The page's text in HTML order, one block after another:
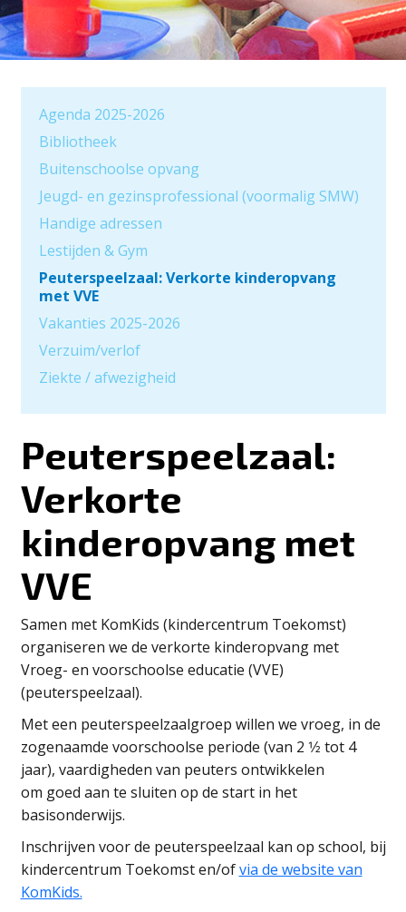
Agenda 2025-2026
Bibliotheek
Buitenschoolse opvang
Jeugd- en gezinsprofessional (voormalig SMW)
Handige adressen
Lestijden & Gym
Peuterspeelzaal: Verkorte kinderopvang
met VVE
Vakanties 2025-2026
Verzuim/verlof
Ziekte / afwezigheid
Peuterspeelzaal:
Verkorte
kinderopvang met
VVE
Samen met KomKids (kindercentrum Toekomst)
organiseren we de verkorte kinderopvang met
Vroeg- en voorschoolse educatie (VVE)
(peuterspeelzaal).
Met een peuterspeelzaalgroep willen we vroeg, in de
zogenaamde voorschoolse periode (van 2 1⁄2 tot 4
jaar), vaardigheden van peuters ontwikkelen
om goed aan te sluiten op de start in het
basisonderwijs.
Inschrijven voor de peuterspeelzaal kan op school, bij
kindercentrum Toekomst en/ofvia de website van
KomKids.